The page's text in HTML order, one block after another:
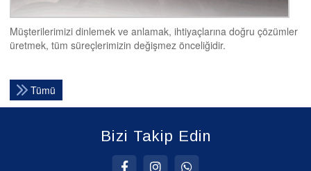
Müşterilerimizi dinlemek ve anlamak, ihtiyaçlarına doğru çözümler
üretmek, tüm süreçlerimizin değişmez önceliğidir.
Tümü
Bizi Takip Edin